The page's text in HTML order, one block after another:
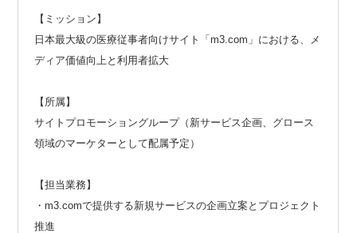
【ミッション】
日本最大級の医療従事者向けサイト「m3.com」における、メ
ディア価値向上と利用者拡大
【所属】
サイトプロモーショングループ（新サービス企画、グロース
領域のマーケターとして配属予定）
【担当業務】
・m3.comで提供する新規サービスの企画立案とプロジェクト
推進